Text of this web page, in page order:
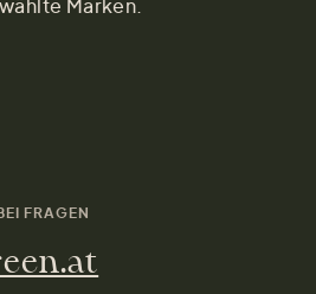
Marken.
FRAGEN